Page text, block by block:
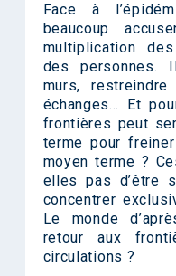
Face à
beaucoup
multiplication
des personnes.
murs,
échanges… Et
frontières peut
terme pour
moyen terme ?
elles pas d’être
concentrer
Le monde
retour aux
circulations ?